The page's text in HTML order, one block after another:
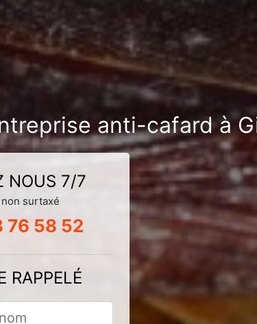
anti-cafard à
NOUS 7/7
surtaxé
76 58 52
RAPPELÉ